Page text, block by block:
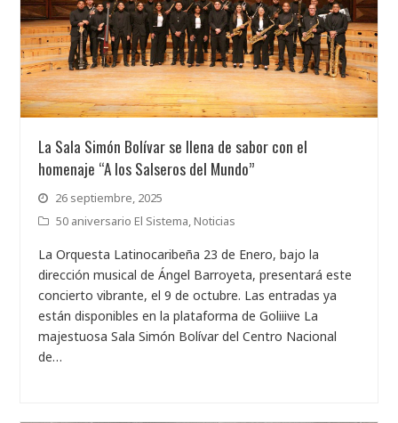
La Sala Simón Bolívar se llena de sabor con el
homenaje “A los Salseros del Mundo”
26 septiembre, 2025
50 aniversario El Sistema,Noticias
La Orquesta Latinocaribeña 23 de Enero, bajo la
dirección musical de Ángel Barroyeta, presentará este
concierto vibrante, el 9 de octubre. Las entradas ya
están disponibles en la plataforma de Goliiive La
majestuosa Sala Simón Bolívar del Centro Nacional
de…